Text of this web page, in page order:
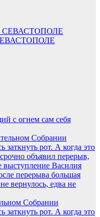
с огнем сам себя
Собрании
заткнуть рот. А когда это